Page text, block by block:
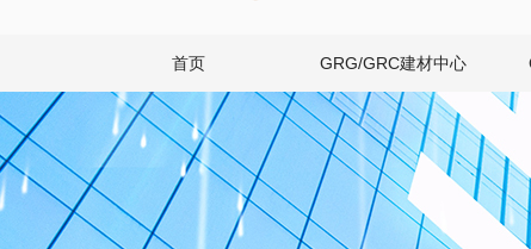
首页 GRG/GRC建材中心